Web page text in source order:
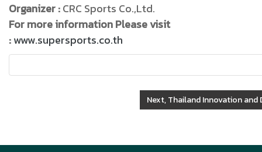
Organizer :CRC Sports Co.,Ltd.
For more information Please visit
:www.supersports.co.th
Next, Thailand Innovation and